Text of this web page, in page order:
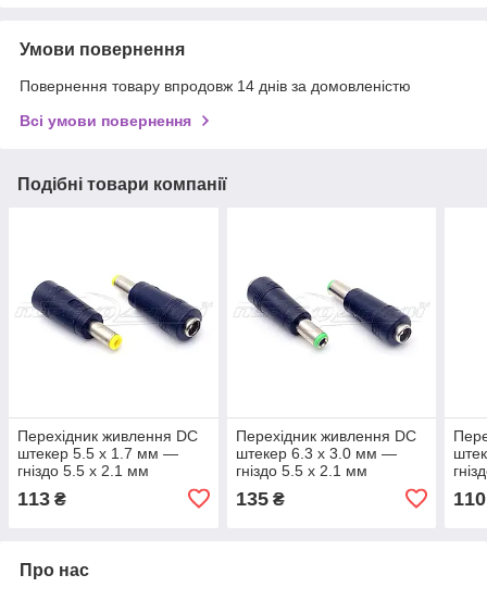
Умови повернення
Повернення товару впродовж 14 днів за домовленістю
Всі умови повернення
Подібні товари компанії
Перехідник живлення DC
штекер 5.5 x 1.7 мм —
гніздо 5.5 х 2.1 мм
113 ₴
Перехідник живлення DC
штекер 6.3 x 3.0 мм —
гніздо 5.5 х 2.1 мм
135₴ 110
Про нас